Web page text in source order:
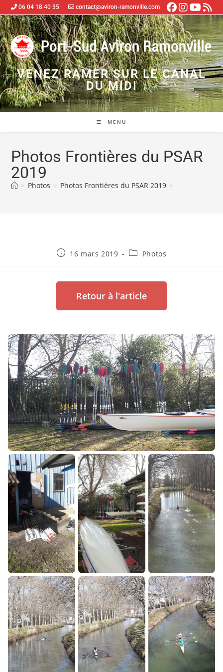
06 04 18 40 35 contact@aviron-ramonville.com
VENEZ RAMER SUR LE CANAL
DU MIDI
MENU
Photos Frontières du PSAR
2019
> Photos > Photos Frontières du PSAR 2019 >
16 mars 2019 Photos
Retour à l'article